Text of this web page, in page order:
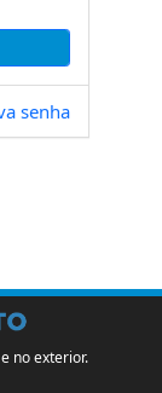
senha
no exterior.